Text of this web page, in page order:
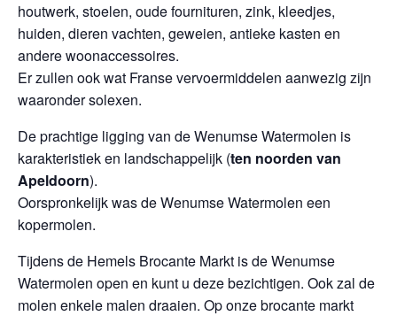
houtwerk, stoelen, oude fournituren, zink, kleedjes,
huiden, dieren vachten, geweien, antieke kasten en
andere woonaccessoires.
Er zullen ook wat Franse vervoermiddelen aanwezig zijn
waaronder solexen.
De prachtige ligging van de Wenumse Watermolen is
karakteristiek en landschappelijk (ten noorden van
Apeldoorn).
Oorspronkelijk was de Wenumse Watermolen een
kopermolen.
Tijdens de Hemels Brocante Markt is de Wenumse
Watermolen open en kunt u deze bezichtigen. Ook zal de
molen enkele malen draaien. Op onze brocante markt